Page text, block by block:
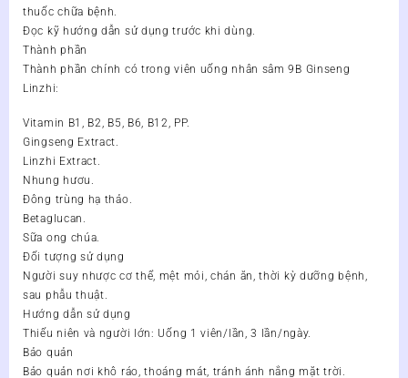
thuốc chữa bệnh.
Đọc kỹ hướng dẫn sử dụng trước khi dùng.
Thành phần
Thành phần chính có trong viên uống nhân sâm 9B Ginseng
Linzhi:
Vitamin B1, B2, B5, B6, B12, PP.
Gingseng Extract.
Linzhi Extract.
Nhung hươu.
Đông trùng hạ thảo.
Betaglucan.
Sữa ong chúa.
Đối tượng sử dụng
Người suy nhược cơ thể, mệt mỏi, chán ăn, thời kỳ dưỡng bệnh,
sau phẫu thuật.
Hướng dẫn sử dụng
Thiếu niên và người lớn: Uống 1 viên/lần, 3 lần/ngày.
Bảo quản
Bảo quản nơi khô ráo, thoáng mát, tránh ánh nắng mặt trời.